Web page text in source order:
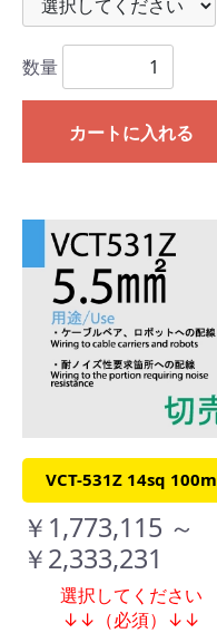
数量
カートに入れる
VCT-531Z 14sq 100m
￥1,773,115 ～
￥2,333,231
選択してください
↓↓（必須）↓↓